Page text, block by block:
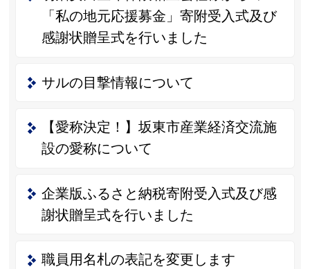
「私の地元応援募金」寄附受入式及び
感謝状贈呈式を行いました
サルの目撃情報について
【愛称決定！】坂東市産業経済交流施
設の愛称について
企業版ふるさと納税寄附受入式及び感
謝状贈呈式を行いました
職員用名札の表記を変更します